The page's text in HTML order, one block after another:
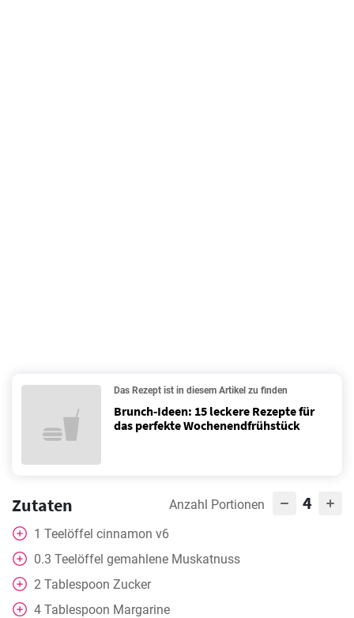
Das Rezept ist in diesem Artikel zu finden
Brunch-Ideen: 15 leckere Rezepte für
das perfekte Wochenendfrühstück
Zutaten Anzahl Portionen 4
1 Teelöffel cinnamon v6
0.3 Teelöffel gemahlene Muskatnuss
2 Tablespoon Zucker
4 Tablespoon Margarine